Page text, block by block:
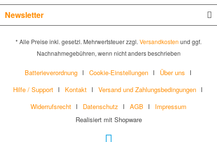
Newsletter
* Alle Preise inkl. gesetzl. Mehrwertsteuer zzgl. Versandkosten und ggf.
Nachnahmegebühren, wenn nicht anders beschrieben
Batterieverordnung Cookie-Einstellungen
Über uns
Hilfe / Support
Kontakt
Versand und Zahlungsbedingungen
Widerrufsrecht
Datenschutz AGB
Impressum
Realisiert mit Shopware